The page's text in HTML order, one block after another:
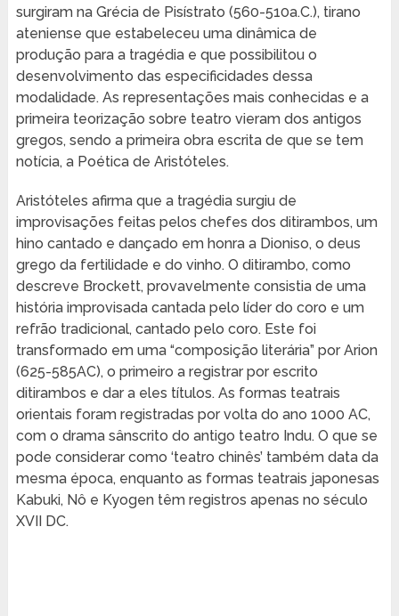
surgiram na Grécia de Pisístrato (560-510a.C.), tirano
ateniense que estabeleceu uma dinâmica de
produção para a tragédia e que possibilitou o
desenvolvimento das especificidades dessa
modalidade. As representações mais conhecidas e a
primeira teorização sobre teatro vieram dos antigos
gregos, sendo a primeira obra escrita de que se tem
notícia, a Poética de Aristóteles.
Aristóteles afirma que a tragédia surgiu de
improvisações feitas pelos chefes dos ditirambos, um
hino cantado e dançado em honra a Dioniso, o deus
grego da fertilidade e do vinho. O ditirambo, como
descreve Brockett, provavelmente consistia de uma
história improvisada cantada pelo líder do coro e um
refrão tradicional, cantado pelo coro. Este foi
transformado em uma “composição literária” por Arion
(625-585AC), o primeiro a registrar por escrito
ditirambos e dar a eles títulos. As formas teatrais
orientais foram registradas por volta do ano 1000 AC,
com o drama sânscrito do antigo teatro Indu. O que se
pode considerar como ‘teatro chinês’ também data da
mesma época, enquanto as formas teatrais japonesas
Kabuki, Nô e Kyogen têm registros apenas no século
XVII DC.